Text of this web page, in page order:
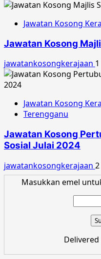
Jawatan Kosong
Jawatan Kosong
jawatankosongkerajaan
Jawatan Kosong
Terengganu
Jawatan Kosong
Sosial Julai 2024
jawatankosongkerajaan
Masukkan emel
Delivered